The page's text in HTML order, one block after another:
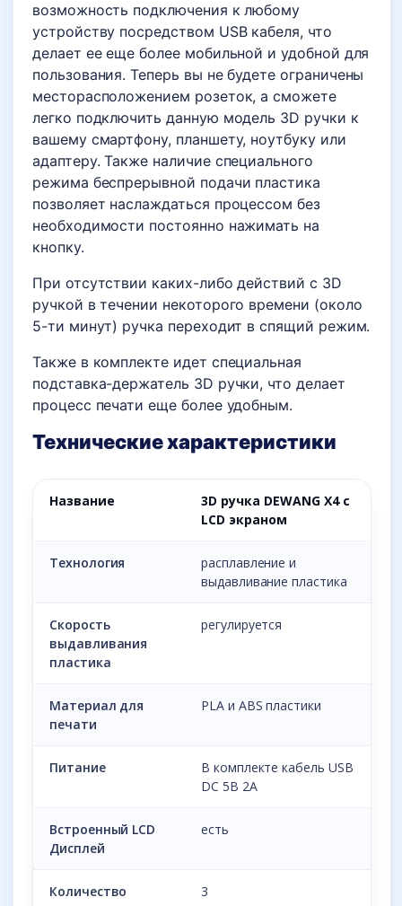
возможность подключения к любому
устройству посредством USB кабеля, что
делает ее еще более мобильной и удобной для
пользования. Теперь вы не будете ограничены
месторасположением розеток, а сможете
легко подключить данную модель 3D ручки к
вашему смартфону, планшету, ноутбуку или
адаптеру. Также наличие специального
режима беспрерывной подачи пластика
позволяет наслаждаться процессом без
необходимости постоянно нажимать на
кнопку.
При отсутствии каких-либо действий с 3D
ручкой в течении некоторого времени (около
5-ти минут) ручка переходит в спящий режим.
Также в комплекте идет специальная
подставка-держатель 3D ручки, что делает
процесс печати еще более удобным.
Технические характеристики
Название
3D ручка DEWANG Х4 с
LCD экраном
Технология
расплавление и
выдавливание пластика
Скорость
выдавливания
пластика
регулируется
Материал для
печати
PLA и ABS пластики
Питание
В комплекте кабель USB
DC 5B 2A
Встроенный LCD
Дисплей
есть
Количество
3